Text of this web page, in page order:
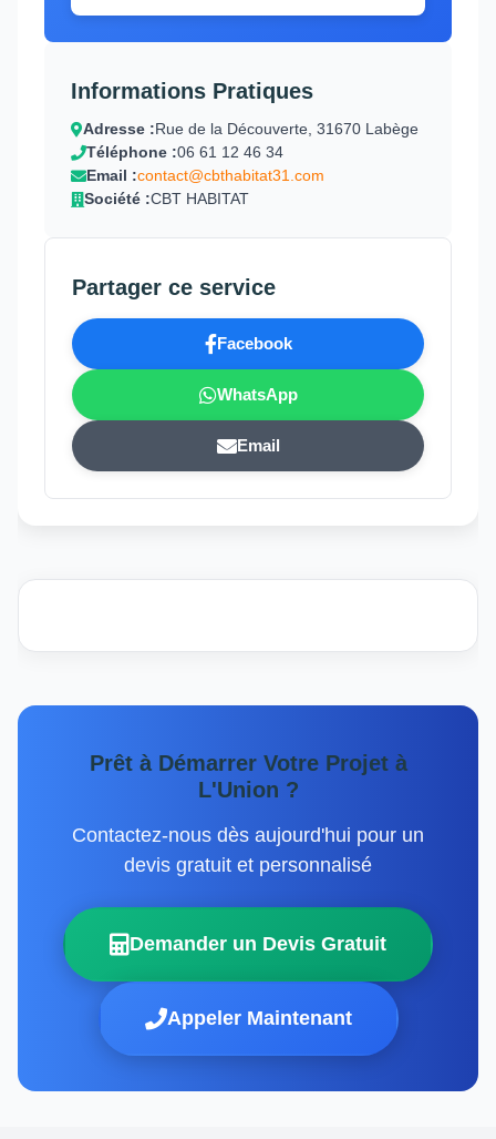
Informations Pratiques
Adresse :Rue de la Découverte, 31670 Labège
Téléphone :06 61 12 46 34
Email :contact@cbthabitat31.com
Société :CBT HABITAT
Partager ce service
Facebook
WhatsApp
Email
Prêt à Démarrer Votre Projet à
L'Union ?
Contactez-nous dès aujourd'hui pour un
devis gratuit et personnalisé
Demander un Devis Gratuit
Appeler Maintenant